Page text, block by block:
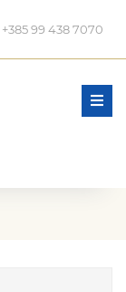
+385 99 438 7070